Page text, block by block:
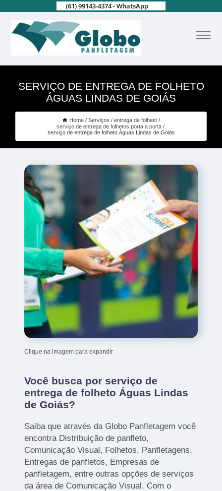
(61) 99143-4374 - WhatsApp
SERVIÇO DE ENTREGA DE FOLHETO
ÁGUAS LINDAS DE GOIÁS
Home Serviços
entrega de folheto
serviço de entrega de folhetos porta a porta
serviço de entrega de folheto Águas Lindas de Goiás
Clique na imagem para expandir
Você busca por serviço de
entrega de folheto Águas Lindas
de Goiás?
Saiba que através da Globo Panfletagem você
encontra Distribuição de panfleto,
Comunicação Visual, Folhetos, Panfletagens,
Entregas de panfletos, Empresas de
panfletagem, entre outras opções de serviços
da área de Comunicação Visual. Com o